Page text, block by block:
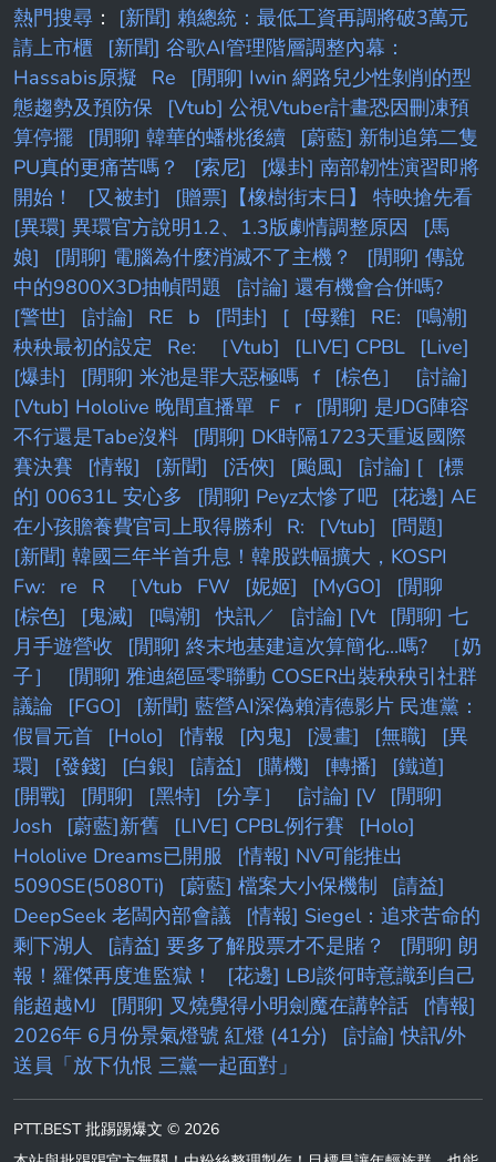
接拉回去專注在蜘蛛人本身，少掉那些華麗不實
的大雜燴，專心講故 事，就馬上大受好評了 所
以蜘蛛人其實比較適合就待在紐約皇后區，你的
友
熱門搜尋 ： [新聞] 賴總統：最低工資再調將破3萬元
請上市櫃
[新聞] 谷歌AI管理階層調整內幕：
Hassabis原擬
Re
[閒聊] Iwin 網路兒少性剝削的型
態趨勢及預防保
[Vtub] 公視Vtuber計畫恐因刪凍預
算停擺
[閒聊] 韓華的蟠桃後續
[蔚藍] 新制追第二隻
PU真的更痛苦嗎？
[索尼]
[爆卦] 南部韌性演習即將
開始！
[又被封]
[贈票]【橡樹街末日】 特映搶先看
[異環] 異環官方說明1.2、1.3版劇情調整原因
[馬
娘]
[閒聊] 電腦為什麼消滅不了主機？
[閒聊] 傳說
中的9800X3D抽幀問題
[討論] 還有機會合併嗎?
[警世]
[討論] RE b [問卦] [ [母雞] RE:
[鳴潮]
秧秧最初的設定
Re: ［Vtub] [LIVE] CPBL
[Live]
[爆卦]
[閒聊] 米池是罪大惡極嗎 f [棕色］
[討論]
[Vtub] Hololive 晚間直播單 F r
[閒聊] 是JDG陣容
不行還是Tabe沒料
[閒聊] DK時隔1723天重返國際
賽決賽
[情報] [新聞] [活俠] [颱風] [討論] [
[標
的] 00631L 安心多
[閒聊] Peyz太慘了吧
[花邊] AE
在小孩贍養費官司上取得勝利
R: [Vtub]
[問題]
[新聞] 韓國三年半首升息！韓股跌幅擴大，KOSPI
Fw:
re R ［Vtub FW [妮姬] [MyGO]
[閒聊
[棕色]
[鬼滅] [鳴潮] 快訊／ [討論] [Vt
[閒聊] 七
月手遊營收
[閒聊] 終末地基建這次算簡化...嗎?
［奶
子］
[閒聊] 雅迪絕區零聯動 COSER出裝秧秧引社群
議論
[FGO]
[新聞] 藍營AI深偽賴清德影片 民進黨：
假冒元首
[Holo] [情報 [內鬼] [漫畫] [無職]
[異
環]
[發錢] [白銀] [請益] [購機] [轉播]
[鐵道]
[開戰]
[閒聊] [黑特] [分享］ [討論] [V
[閒聊]
Josh
[蔚藍]新舊 [LIVE] CPBL例行賽
[Holo]
Hololive Dreams已開服
[情報] NV可能推出
5090SE(5080Ti)
[蔚藍] 檔案大小保機制
[請益]
DeepSeek 老闆內部會議
[情報] Siegel：追求苦命的
剩下湖人
[請益] 要多了解股票才不是賭？
[閒聊] 朗
報！羅傑再度進監獄！
[花邊] LBJ談何時意識到自己
能超越MJ
[閒聊] 叉燒覺得小明劍魔在講幹話
[情報]
2026年 6月份景氣燈號 紅燈 (41分)
[討論] 快訊/外
送員「放下仇恨 三黨一起面對」
PTT.BEST 批踢踢爆文 © 2026